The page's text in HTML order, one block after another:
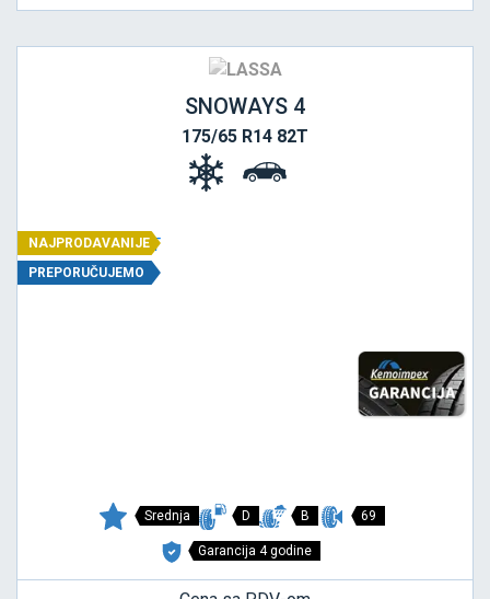
SNOWAYS 4
175/65 R14 82T
NAJPRODAVANIJE
PREPORUČUJEMO
Srednja D B 69
Garancija 4 godine